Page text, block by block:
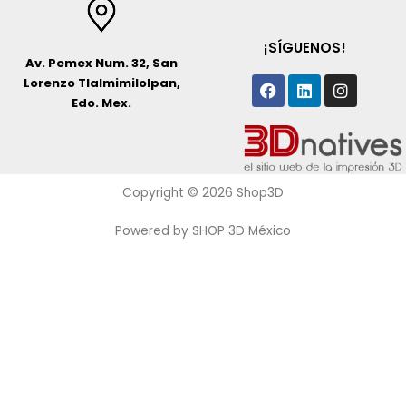
Av. Pemex Num. 32, San
Lorenzo Tlalmimilolpan,
Edo. Mex.
¡SÍGUENOS!
Facebook
Linkedin
Copyright © 2026 Shop3D
Powered by SHOP 3D México